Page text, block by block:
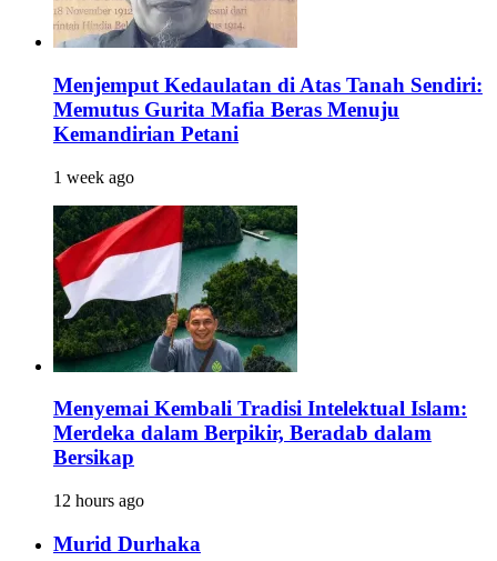
Menjemput Kedaulatan di Atas Tanah Sendiri:
Memutus Gurita Mafia Beras Menuju
Kemandirian Petani
1 week ago
Menyemai Kembali Tradisi Intelektual Islam:
Merdeka dalam Berpikir, Beradab dalam
Bersikap
12 hours ago
Murid Durhaka